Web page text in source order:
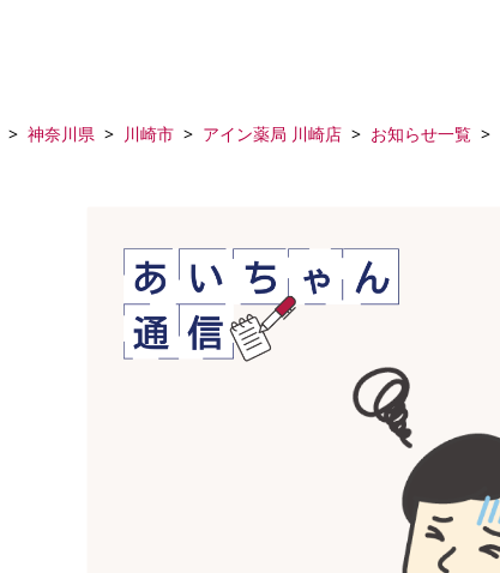
神奈川県 川崎市 アイン薬局 川崎店 お知らせ一覧